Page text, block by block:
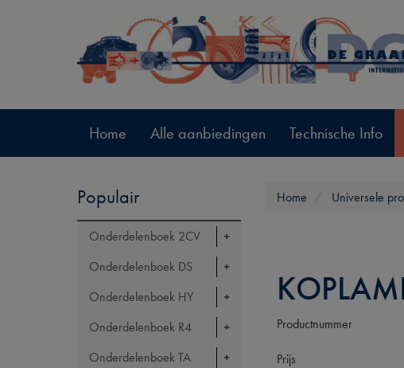
Home Alle aanbiedingen Technische Info
Populair
Onderdelenboek 2CV
Onderdelenboek DS
Onderdelenboek HY
Onderdelenboek R4
Onderdelenboek TA
Home Universele
Productnummer
Prijs